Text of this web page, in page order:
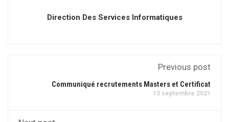
Direction Des Services Informatiques
Previous post
Communiqué recrutements Masters et Certificat
13 septembre 2021